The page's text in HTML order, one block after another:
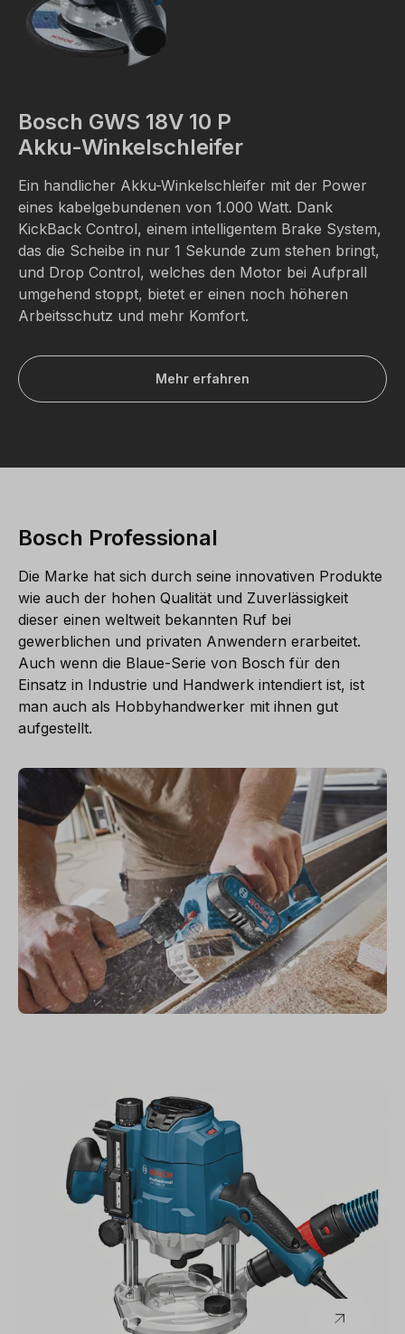
Bosch GWS 18V 10 P
Akku-Winkelschleifer
Ein handlicher Akku-Winkelschleifer mit der Power
eines kabelgebundenen von 1.000 Watt. Dank
KickBack Control, einem intelligentem Brake System,
das die Scheibe in nur 1 Sekunde zum stehen bringt,
und Drop Control, welches den Motor bei Aufprall
umgehend stoppt, bietet er einen noch höheren
Arbeitsschutz und mehr Komfort.
Mehr erfahren
Bosch Professional
Die Marke hat sich durch seine innovativen Produkte
wie auch der hohen Qualität und Zuverlässigkeit
dieser einen weltweit bekannten Ruf bei
gewerblichen und privaten Anwendern erarbeitet.
Auch wenn die Blaue-Serie von Bosch für den
Einsatz in Industrie und Handwerk intendiert ist, ist
man auch als Hobbyhandwerker mit ihnen gut
aufgestellt.
Oberfräsen